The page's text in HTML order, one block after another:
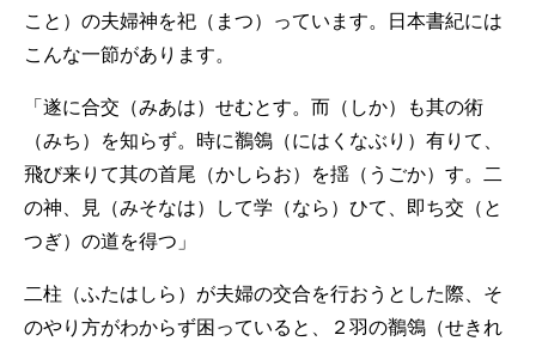
こと）の夫婦神を祀（まつ）っています。日本書紀には
こんな一節があります。
「遂に合交（みあは）せむとす。而（しか）も其の術
（みち）を知らず。時に鶺鴒（にはくなぶり）有りて、
飛び来りて其の首尾（かしらお）を揺（うごか）す。二
の神、見（みそなは）して学（なら）ひて、即ち交（と
つぎ）の道を得つ」
二柱（ふたはしら）が夫婦の交合を行おうとした際、そ
のやり方がわからず困っていると、２羽の鶺鴒（せきれ